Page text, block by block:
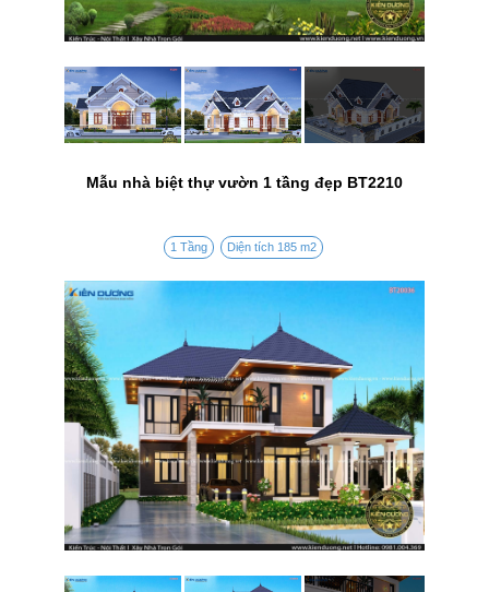
Mẫu nhà biệt thự vườn 1 tầng đẹp BT2210
1 Tầng Diện tích 185 m2